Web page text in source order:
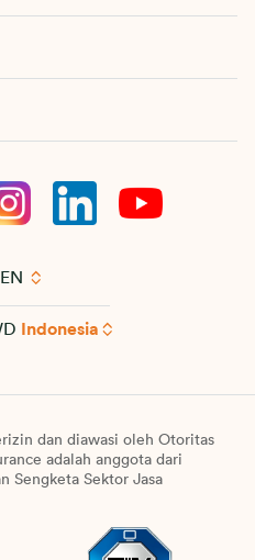
EN
Indonesia
dan diawasi oleh Otoritas
adalah anggota dari
Sengketa Sektor Jasa